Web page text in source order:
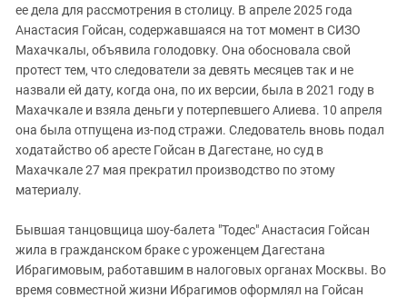
ее дела для рассмотрения в столицу. В апреле 2025 года
Анастасия Гойсан, содержавшаяся на тот момент в СИЗО
Махачкалы, объявила голодовку. Она обосновала свой
протест тем, что следователи за девять месяцев так и не
назвали ей дату, когда она, по их версии, была в 2021 году в
Махачкале и взяла деньги у потерпевшего Алиева. 10 апреля
она была отпущена из-под стражи. Следователь вновь подал
ходатайство об аресте Гойсан в Дагестане, но суд в
Махачкале 27 мая прекратил производство по этому
материалу.
Бывшая танцовщица шоу-балета "Тодес" Анастасия Гойсан
жила в гражданском браке с уроженцем Дагестана
Ибрагимовым, работавшим в налоговых органах Москвы. Во
время совместной жизни Ибрагимов оформлял на Гойсан